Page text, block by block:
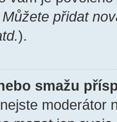
Můžete přidat
).
smažu
moderátor